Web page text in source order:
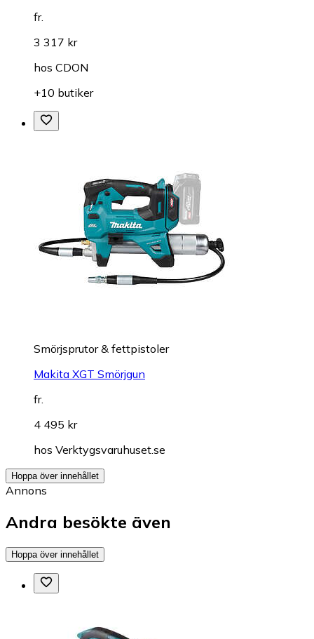
fr.
3 317 kr
hos CDON
+10 butiker
Smörjsprutor & fettpistoler
Makita XGT Smörjgun
fr.
4 495 kr
hos Verktygsvaruhuset.se
Hoppa över innehållet
Annons
Andra besökte även
Hoppa över innehållet